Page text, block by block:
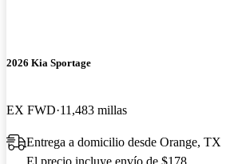
2026 Kia Sportage
EX FWD 11,483 millas
Entrega a domicilio desde Orange, TX